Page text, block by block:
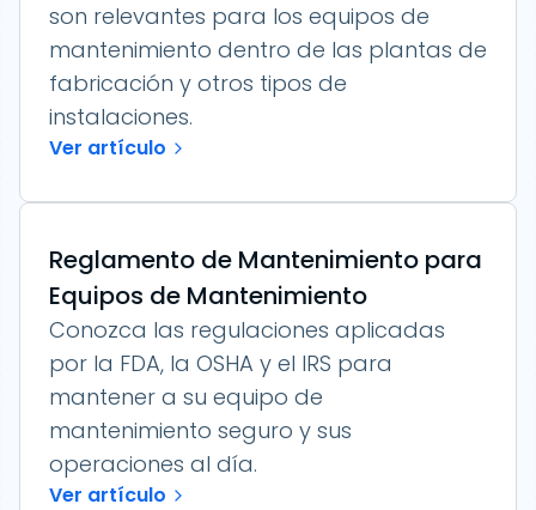
son relevantes para los equipos de
mantenimiento dentro de las plantas de
fabricación y otros tipos de
instalaciones.
Ver artículo
Reglamento de Mantenimiento para
Equipos de Mantenimiento
Conozca las regulaciones aplicadas
por la FDA, la OSHA y el IRS para
mantener a su equipo de
mantenimiento seguro y sus
operaciones al día.
Ver artículo